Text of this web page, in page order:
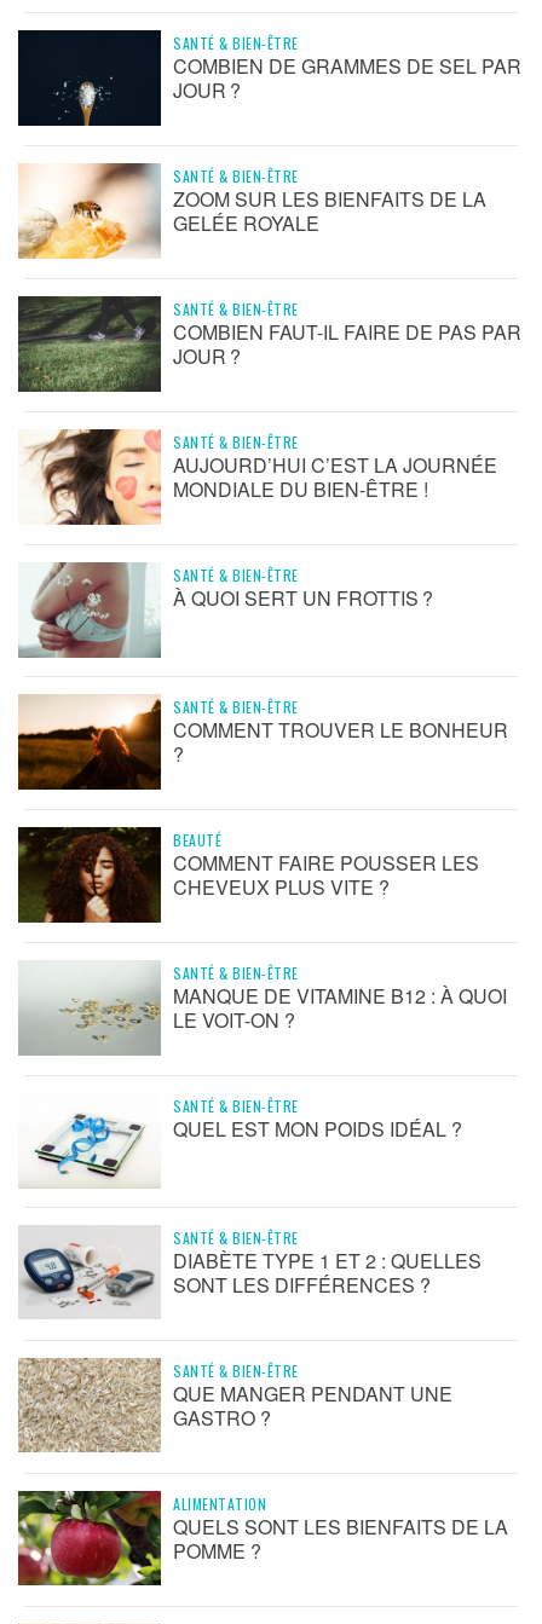
SANTÉ & BIEN-ÊTRE
COMBIEN DE GRAMMES DE SEL PAR
JOUR ?
SANTÉ & BIEN-ÊTRE
ZOOM SUR LES BIENFAITS DE LA
GELÉE ROYALE
SANTÉ & BIEN-ÊTRE
COMBIEN FAUT-IL FAIRE DE PAS PAR
JOUR ?
SANTÉ & BIEN-ÊTRE
AUJOURD’HUI C’EST LA JOURNÉE
MONDIALE DU BIEN-ÊTRE !
SANTÉ & BIEN-ÊTRE
À QUOI SERT UN FROTTIS ?
SANTÉ & BIEN-ÊTRE
COMMENT TROUVER LE BONHEUR
?
BEAUTÉ
COMMENT FAIRE POUSSER LES
CHEVEUX PLUS VITE ?
SANTÉ & BIEN-ÊTRE
MANQUE DE VITAMINE B12 : À QUOI
LE VOIT-ON ?
SANTÉ & BIEN-ÊTRE
QUEL EST MON POIDS IDÉAL ?
SANTÉ & BIEN-ÊTRE
DIABÈTE TYPE 1 ET 2 : QUELLES
SONT LES DIFFÉRENCES ?
SANTÉ & BIEN-ÊTRE
QUE MANGER PENDANT UNE
GASTRO ?
ALIMENTATION
QUELS SONT LES BIENFAITS DE LA
POMME ?